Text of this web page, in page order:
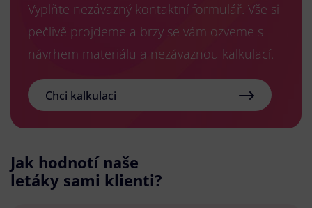
Vyplňte nezávazný kontaktní formulář. Vše si
pečlivě projdeme a brzy se vám ozveme s
návrhem materiálu a nezávaznou kalkulací.
Chci kalkulaci
Jak hodnotí naše
letáky sami klienti?